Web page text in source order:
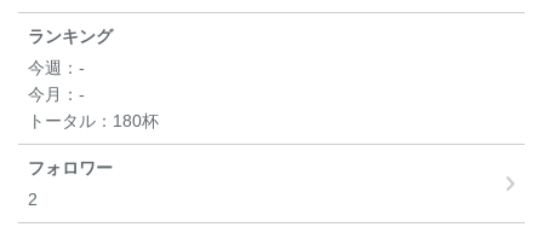
ランキング
今週： -
今月： -
トータル： 180杯
フォロワー
2